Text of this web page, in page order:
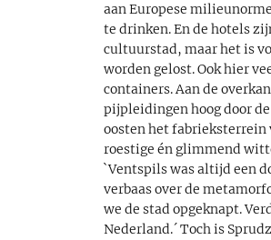
aan Europese
te drinken. En de hotels
cultuurstad, maar het is
worden gelost. Ook hier
containers. Aan de
pijpleidingen hoog door
oosten het fabrieksterrein
roestige én glimmend
`Ventspils was altijd een
verbaas over de
we de stad opgeknapt.
Nederland.´ Toch is